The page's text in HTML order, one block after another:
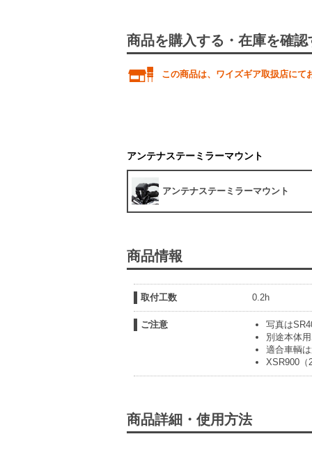
商品を購入する・在庫を確認
この商品は、ワイズギア取扱店にて
アンテナステーミラーマウント
アンテナステーミラーマウント
商品情報
取付工数 0.2h
ご注意
写真は
別途本体
適合車輌
XSR900（
商品詳細・使用方法